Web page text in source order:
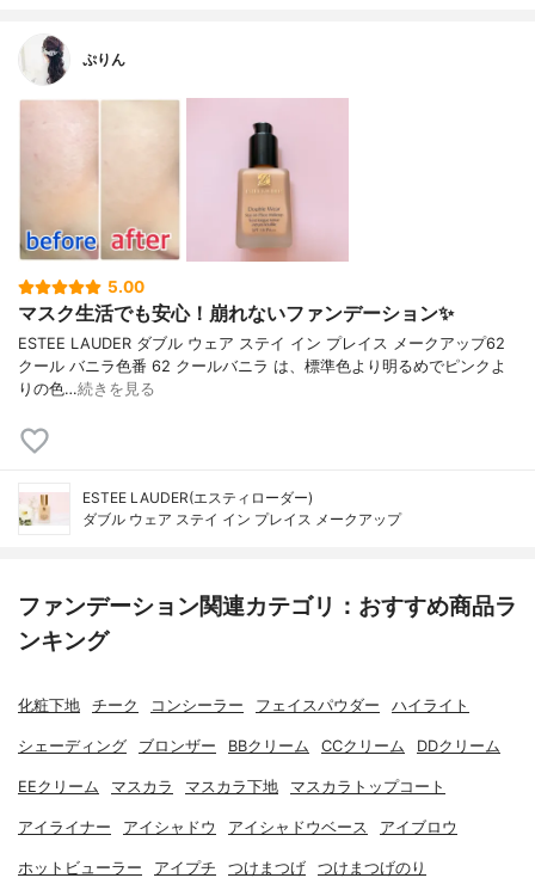
ぷりん
5.00
マスク生活でも安心！崩れないファンデーション✨
ESTEE LAUDER ダブル ウェア ステイ イン プレイス メークアップ62
クール バニラ色番 62 クールバニラ は、標準色より明るめでピンクよ
りの色…続きを見る
ESTEE LAUDER(エスティローダー)
ダブル ウェア ステイ イン プレイス メークアップ
ファンデーション関連カテゴリ：おすすめ商品ラ
ンキング
化粧下地 チーク コンシーラー フェイスパウダー ハイライト
シェーディング ブロンザー BBクリーム CCクリーム DDクリーム
EEクリーム マスカラ マスカラ下地 マスカラトップコート
アイライナー アイシャドウ アイシャドウベース アイブロウ
ホットビューラー アイプチ つけまつげ つけまつげのり